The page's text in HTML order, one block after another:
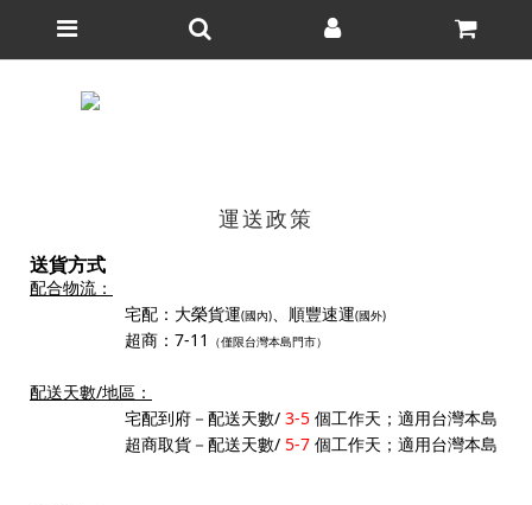
運送政策
送貨方式
配合物流：
宅配： 大榮貨運(國內)、順豐速運(國外)
超商：7-11 （僅限台灣本島門市）
配送天數/地區：
宅配到府－ 配送天數/ 3-5 個工作天； 適用台灣本島
超商取貨－ 配送天數/ 5-7 個工作天； 適用台灣本島